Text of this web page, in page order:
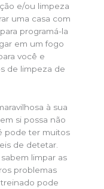
e/ou limpeza
uma casa com
programá-la
em um fogo
você e
de limpeza de
à sua
si possa não
pode ter muitos
de detetar.
limpar as
problemas
pode